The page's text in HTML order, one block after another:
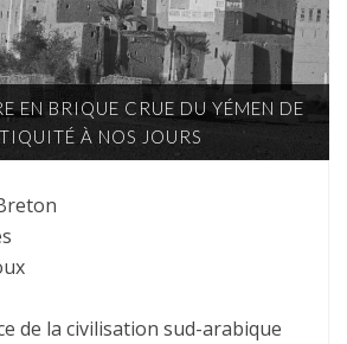
EN BRIQUE CRUE DU YÉMEN DE
À NOS JOURS
de la civilisation sud-arabique